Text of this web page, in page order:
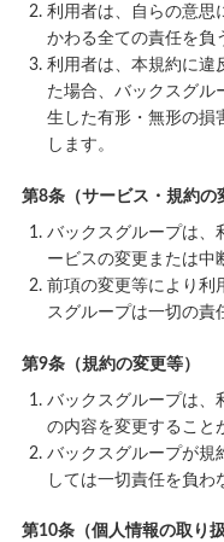
利用者は、自らの意思
かわる全ての責任を負
利用者は、本規約に違
た場合、バックスグル
生した有形・無形の損
します。
第8条（サービス・規約の
バックスグループは、
ービスの変更または中
前項の変更等により利
スグループは一切の責
第9条（規約の変更等）
バックスグループは、
の内容を変更すること
バックスグループが規
しては一切責任を負わ
第10条（個人情報の取り扱